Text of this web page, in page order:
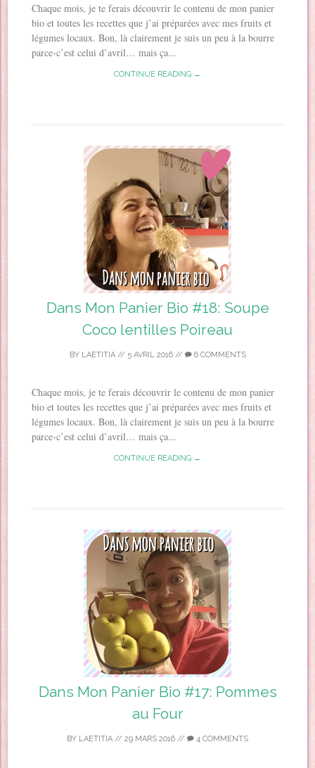
Chaque mois, je te ferais découvrir le contenu de mon panier
bio et toutes les recettes que j’ai préparées avec mes fruits et
légumes locaux. Bon, là clairement je suis un peu à la bourre
parce-c’est celui d’avril… mais ça...
CONTINUE READING →
Dans Mon Panier Bio #18: Soupe
Coco lentilles Poireau
BY LAETITIA// 5 AVRIL 2016// 6 COMMENTS
Chaque mois, je te ferais découvrir le contenu de mon panier
bio et toutes les recettes que j’ai préparées avec mes fruits et
légumes locaux. Bon, là clairement je suis un peu à la bourre
parce-c’est celui d’avril… mais ça...
CONTINUE READING →
Dans Mon Panier Bio #17: Pommes
au Four
BY LAETITIA // 29 MARS 2016 // 4 COMMENTS